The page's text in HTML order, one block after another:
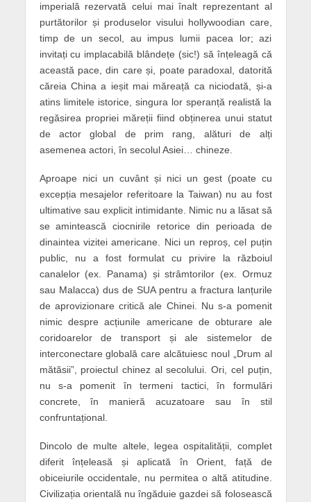
imperială rezervată celui mai înalt reprezentant al
purtătorilor și produselor visului hollywoodian care,
timp de un secol, au impus lumii pacea lor; azi
invitați cu implacabilă blândețe (sic!) să înțeleagă că
această pace, din care și, poate paradoxal, datorită
căreia China a ieșit mai măreață ca niciodată, și-a
atins limitele istorice, singura lor speranță realistă la
regăsirea propriei măreții fiind obținerea unui statut
de actor global de prim rang, alături de alți
asemenea actori, în secolul Asiei… chineze.
Aproape nici un cuvânt și nici un gest (poate cu
excepția mesajelor referitoare la Taiwan) nu au fost
ultimative sau explicit intimidante. Nimic nu a lăsat să
se amintească ciocnirile retorice din perioada de
dinaintea vizitei americane. Nici un reproș, cel puțin
public, nu a fost formulat cu privire la războiul
canalelor (ex. Panama) și strâmtorilor (ex. Ormuz
sau Malacca) dus de SUA pentru a fractura lanțurile
de aprovizionare critică ale Chinei. Nu s-a pomenit
nimic despre acțiunile americane de obturare ale
coridoarelor de transport și ale sistemelor de
interconectare globală care alcătuiesc noul „Drum al
mătăsii”, proiectul chinez al secolului. Ori, cel puțin,
nu s-a pomenit în termeni tactici, în formulări
concrete, în manieră acuzatoare sau în stil
confruntațional.
Dincolo de multe altele, legea ospitalității, complet
diferit înțeleasă și aplicată în Orient, față de
obiceiurile occidentale, nu permitea o altă atitudine.
Civilizația orientală nu îngăduie gazdei să folosească